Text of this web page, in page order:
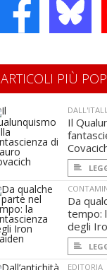
ARTICOLI PIÙ
Il
Da
tempo:
degli
EDITORIA